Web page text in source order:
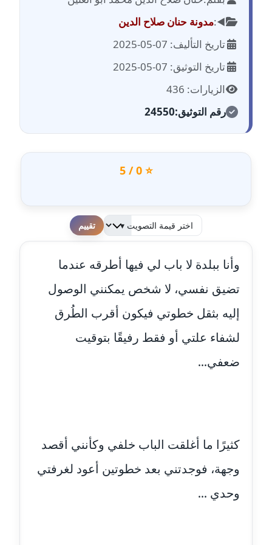
عاملة
مدونة احمد زكريا
مدونة أحمد زيدان
مدونة أحمد سيد
عاملة
مدونة أحمد عبد الفتاح
عاملة
مدونة احمد كريدي
عاملة
مدونة أحمد مليجي
عاملة
مدونة اريج الشرفا
مدونة اسلام أبو علم
عاملة
مدونة اسماء خوجة
◀️:مدونة حنان صلاح الدين
تاريخ التأليف: 07-05-2025
تاريخ التوثيق: 07-05-2025
الزيارات: 436
رقم التوثيق:24550
⭐ 0 / 5
لطفا قم بالتقييم
وأنا ببلدة لا باب لي فيها أطرقه عندما
تضيق نفسي، لا شخص يمكنني الوصول
إليه بثقل خطوتي فيكون أقرب الطُرق
لشفاء علتي أو فقط رفيقًا بتوقيت
ضعفي...
كثيرًا ما أغلقت الباب خلفي وكأنني أقصد
وجهة، فوجدتني بعد خطوتين أعود لغرفتي
وحدي ...